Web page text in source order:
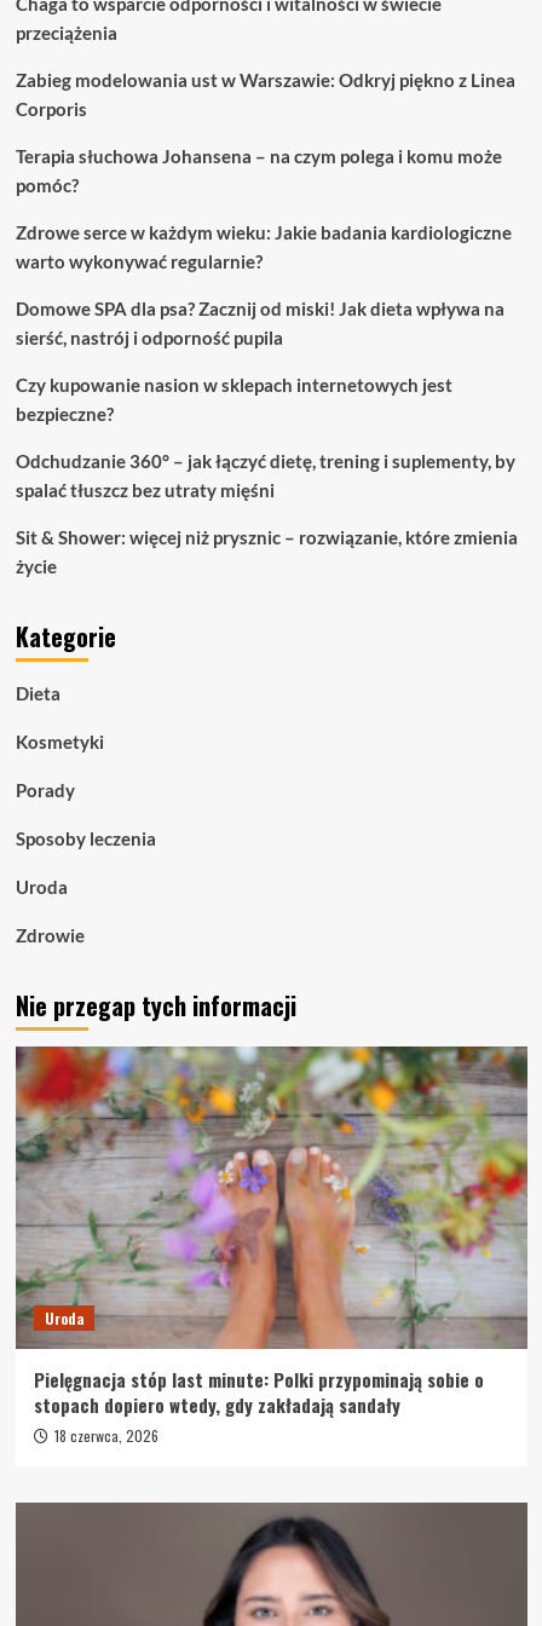
przeciążenia
Zabieg modelowania ust w Warszawie: Odkryj piękno z Linea
Corporis
Terapia słuchowa Johansena – na czym polega i komu może
pomóc?
Zdrowe serce w każdym wieku: Jakie badania kardiologiczne
warto wykonywać regularnie?
Domowe SPA dla psa? Zacznij od miski! Jak dieta wpływa na
sierść, nastrój i odporność pupila
Czy kupowanie nasion w sklepach internetowych jest
bezpieczne?
Odchudzanie 360° – jak łączyć dietę, trening i suplementy, by
spalać tłuszcz bez utraty mięśni
Sit & Shower: więcej niż prysznic – rozwiązanie, które zmienia
życie
Kategorie
Dieta
Kosmetyki
Porady
Sposoby leczenia
Uroda
Zdrowie
Nie przegap tych informacji
Uroda
Pielęgnacja stóp last minute: Polki przypominają sobie o
stopach dopiero wtedy, gdy zakładają sandały
18 czerwca, 2026